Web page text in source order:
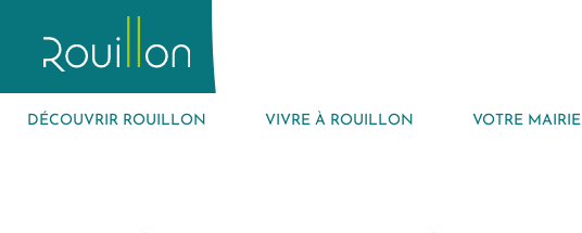
DÉCOUVRIR ROUILLON VIVRE À ROUILLON VOTRE MAIRIE